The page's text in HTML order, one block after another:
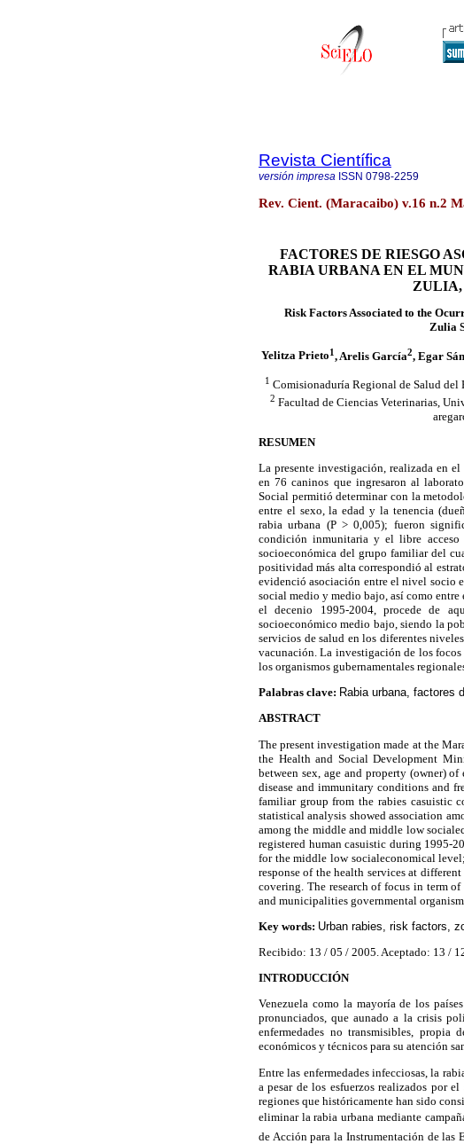
Revista Científica
versión impresa ISSN 0798-2259
Rev. Cient. (Maracaibo) v.16 n.2
FACTORES DE RIESGO
RABIA URBANA EN EL
Risk Factors Associated to the
Zulia
Yelitza Prieto1, Arelis García2, Egar
1 Comisionaduría Regional de Salud
2 Facultad de Ciencias Veterinarias,
RESUMEN
La presente investigación, realizada en
en 76 caninos que ingresaron al
Social permitió determinar con la
entre el sexo, la edad y la tenencia
rabia urbana (P > 0,005); fueron
condición inmunitaria y el libre
socioeconómica del grupo familiar del
positividad más alta correspondió al
evidenció asociación entre el nivel socio
social medio y medio bajo, así como
el decenio 1995-2004, procede de
socioeconómico medio bajo, siendo la
servicios de salud en los diferentes
vacunación. La investigación de los
los organismos gubernamentales
Palabras clave: Rabia urbana, factores
ABSTRACT
The present investigation made at the
the Health and Social Development
between sex, age and property (owner)
disease and immunitary conditions and
familiar group from the rabies casuistic
statistical analysis showed association
among the middle and middle low
registered human casuistic during 1995-
for the middle low socialeconomical
response of the health services at
covering. The research of focus in term
and municipalities governmental
Key words: Urban rabies, risk factors,
Recibido: 13 / 05 / 2005. Aceptado: 13 /
INTRODUCCIÓN
Venezuela como la mayoría de los
pronunciados, que aunado a la crisis
enfermedades no transmisibles, propia
económicos y técnicos para su atención
Entre las enfermedades infecciosas, la
a pesar de los esfuerzos realizados por
regiones que históricamente han sido
eliminar la rabia urbana mediante
de Acción para la Instrumentación de las